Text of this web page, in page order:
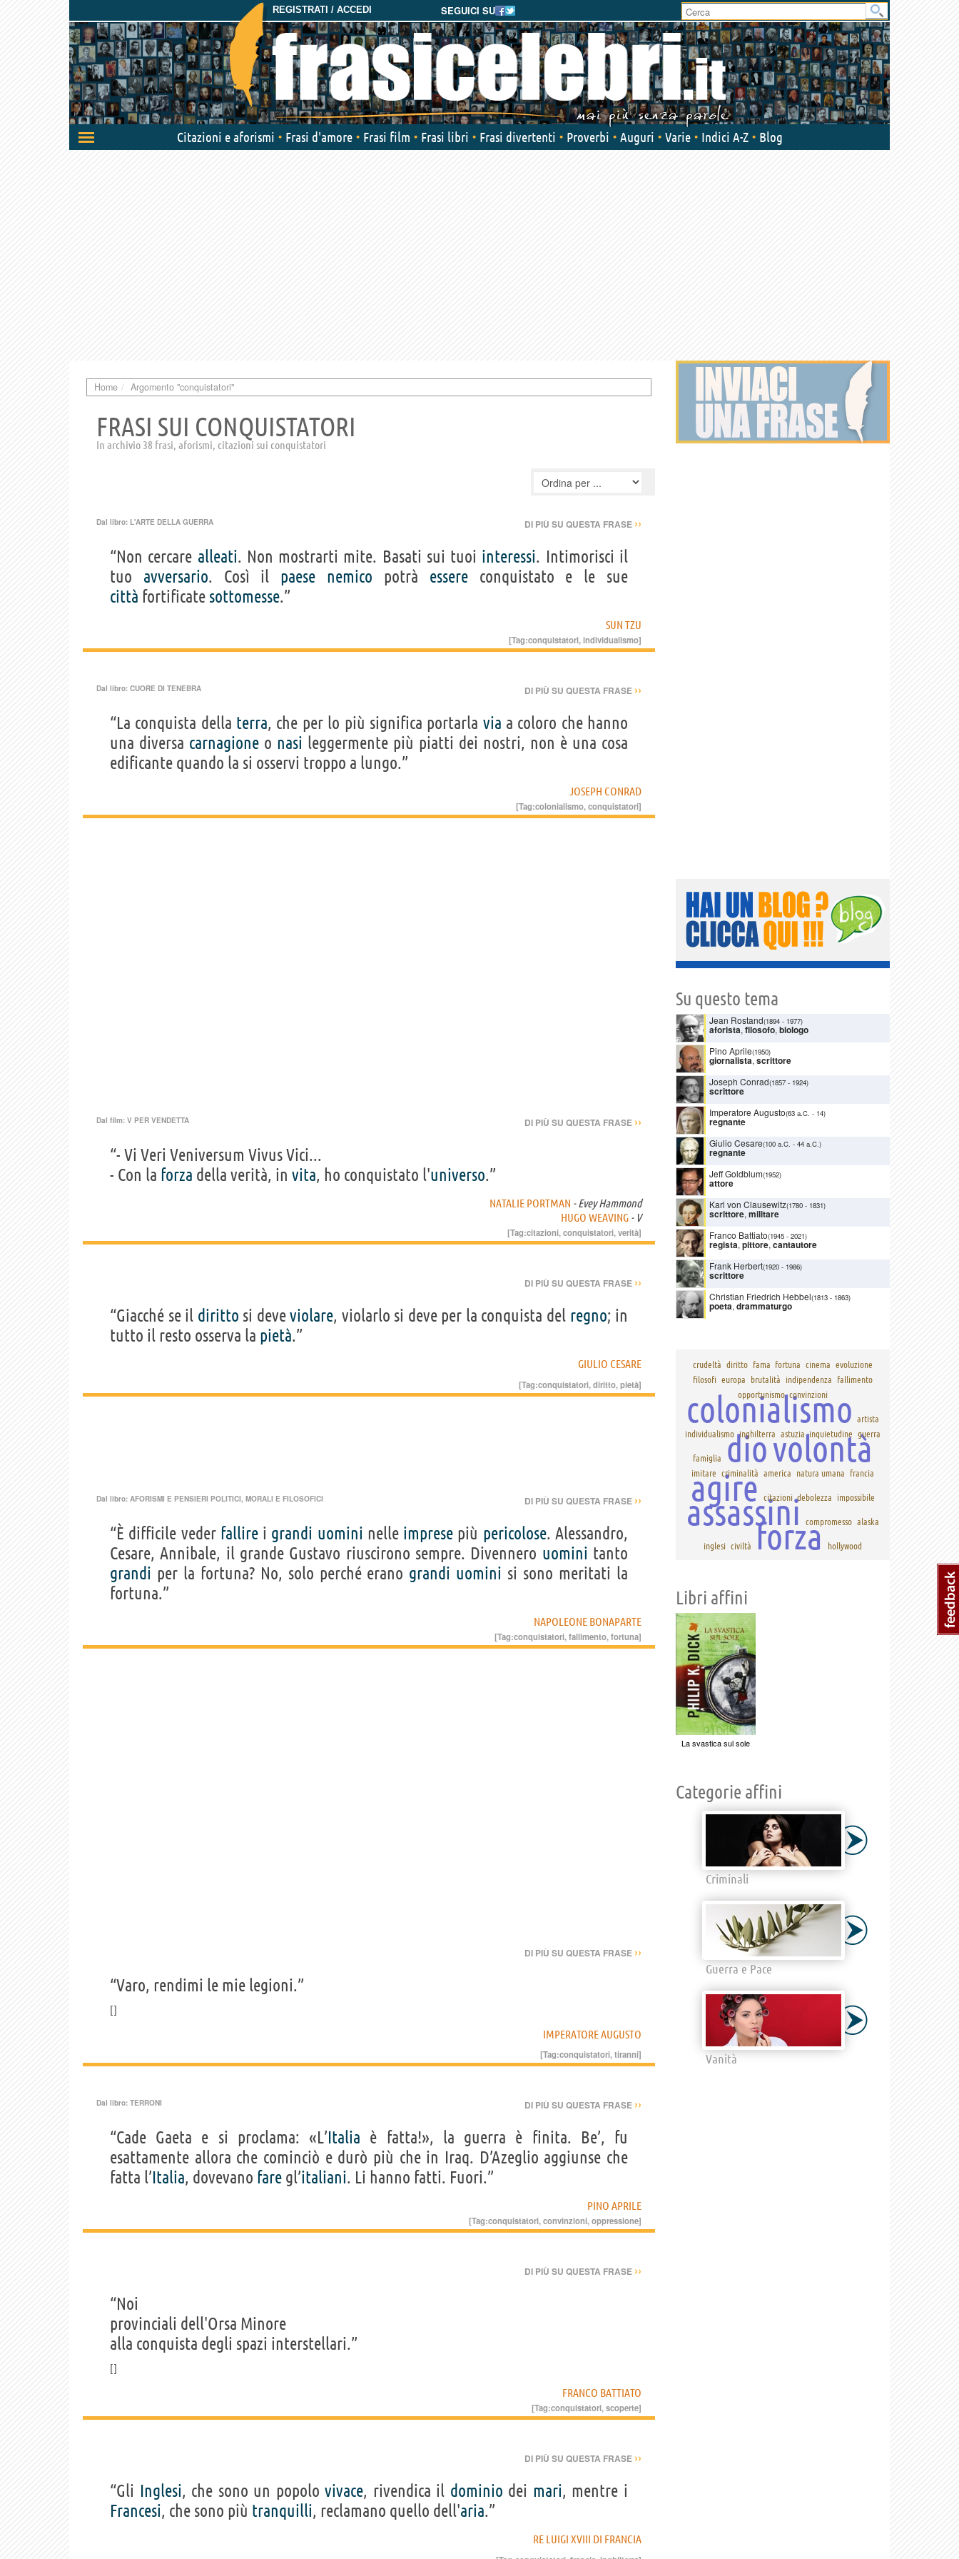
SEGUICI SU
REGISTRATI / ACCEDI
Attiva/disattiva
navigazione
User
area
Citazioni e aforismi Frasi d'amore Frasi film Frasi libri Frasi divertenti Proverbi Auguri Varie Indici A-Z Blog
Home Argomento "conquistatori"
FRASI SUI CONQUISTATORI
In archivio 38 frasi, aforismi, citazioni sui conquistatori
Dal libro: L'ARTE DELLA GUERRA DI PIÙ SU QUESTA FRASE ››
“Non cercare alleati. Non mostrarti mite. Basati sui tuoi interessi. Intimorisci il
tuo avversario. Così il paese nemico potrà essereconquistato e le sue
città fortificate sottomesse.”
SUN TZU
[Tag:conquistatori,individualismo]
Dal libro: CUORE DI TENEBRA DI PIÙ SU QUESTA FRASE ››
“La conquista della terra, che per lo più significa portarla via a coloro che hanno
una diversa carnagione o nasi leggermente più piatti dei nostri, non è una cosa
edificante quando la si osservi troppo a lungo.”
JOSEPH CONRAD
[Tag:colonialismo,conquistatori]
Dal film: V PER VENDETTA DI PIÙ SU QUESTA FRASE ››
“- Vi Veri Veniversum Vivus Vici...
- Con la forza della verità, in vita, ho conquistato l'universo.”
NATALIE PORTMAN - Evey Hammond
HUGO WEAVING - V
[Tag:citazioni,conquistatori,verità]
DI PIÙ SU QUESTA FRASE ››
“Giacché se il diritto si deveviolare, violarlo si deve per la conquista del regno; in
tutto il resto osserva la pietà.”
GIULIO CESARE
[Tag:conquistatori,diritto,pietà]
Dal libro: AFORISMI E PENSIERI POLITICI, MORALI E FILOSOFICI DI PIÙ SU QUESTA FRASE ››
“È difficile veder fallirei grandi uomini nelle imprese più pericolose. Alessandro,
Cesare, Annibale, il grande Gustavo riuscirono sempre. Divennero uomini tanto
grandi per la fortuna? No, solo perché erano grandi uomini si sono meritati la
fortuna.”
NAPOLEONE BONAPARTE
[Tag:conquistatori,fallimento,fortuna]
DI PIÙ SU QUESTA FRASE ››
“Varo, rendimi le mie legioni.”
IMPERATORE AUGUSTO
[Tag:conquistatori,tiranni]
Dal libro: TERRONI DI PIÙ SU QUESTA FRASE ››
“Cade Gaeta e si proclama: «L’Italia è fatta!», la guerra è finita. Be’, fu
esattamente allora che cominciò e durò più che in Iraq. D’Azeglio aggiunse che
fatta l’Italia, dovevano fare gl’italiani. Li hanno fatti. Fuori.”
PINO APRILE
[Tag:conquistatori,convinzioni,oppressione]
DI PIÙ SU QUESTA FRASE ››
“Noi
provinciali dell'Orsa Minore
alla conquista degli spazi interstellari.”
FRANCO BATTIATO
[Tag:conquistatori,scoperte]
DI PIÙ SU QUESTA FRASE ››
“Gli Inglesi, che sono un popolovivace, rivendica il dominio dei mari, mentre i
Francesi, che sono più tranquilli, reclamano quello dell'aria.”
RE LUIGI XVIII DI FRANCIA
Su questo tema
Jean Rostand(1894 - 1977)
aforista, filosofo, biologo
Pino Aprile(1950)
giornalista,scrittore
Joseph Conrad(1857 - 1924)
scrittore
Imperatore Augusto(63 a.C. - 14)
regnante
Giulio Cesare(100 a.C. - 44 a.C.)
regnante
Jeff Goldblum(1952)
attore
Karl von Clausewitz(1780 - 1831)
scrittore, militare
Franco Battiato(1945 - 2021)
regista, pittore, cantautore
Frank Herbert(1920 - 1986)
scrittore
Christian Friedrich Hebbel(1813 - 1863)
poeta, drammaturgo
crudeltà diritto fama fortuna cinema evoluzione
filosofi europa brutalità indipendenza
fallimento
opportunismo convinzioni
colonialismo artista
individualismo inghilterra astuzia inquietudine guerra
famiglia diovolontà
imitare criminalità america natura umana francia
agire citazioni debolezza impossibile
assassini compromesso alaska
inglesi civiltà forza hollywood
Libri affini
La svastica sul sole
Categorie affini
Criminali
Guerra e Pace
Vanità